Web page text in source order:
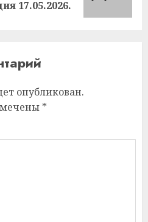
17.05.2026.
опубликован.
*